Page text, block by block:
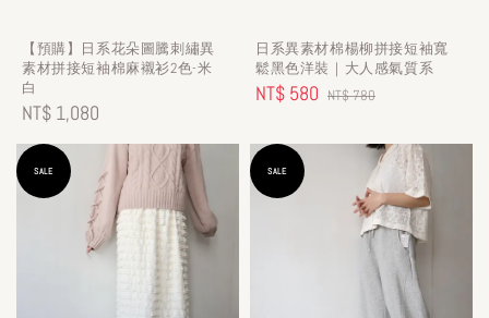
【預購】日系花朵圖騰刺繡異
素材拼接短袖棉麻襯衫2色-米
白
Regular
price
NT$ 1,080
日系異素材棉楊柳拼接短袖寬
鬆黑色洋裝｜大人感氣質系
Sale
NT$ 580 Regular
NT$ 780
SALE SALE